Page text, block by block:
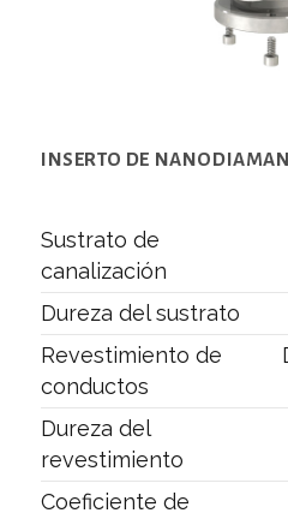
INSERTO DE
Sustrato de
canalización
Dureza del sustrato
Revestimiento de
conductos
Dureza del
revestimiento
Coeficiente de